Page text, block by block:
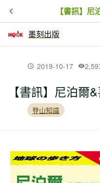
【書訊】
墨刻出版
最新文章
【書訊
保持山
2019-10-17
【書訊】尼泊爾
登山知識